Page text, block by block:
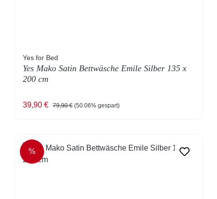
Yes for Bed
Yes Mako Satin Bettwäsche Emile Silber 135 x
200 cm
Verkaufspreis:
39,90 € Regulärer Preis:
79,90 € (50.06% gespart)
RABATT
%